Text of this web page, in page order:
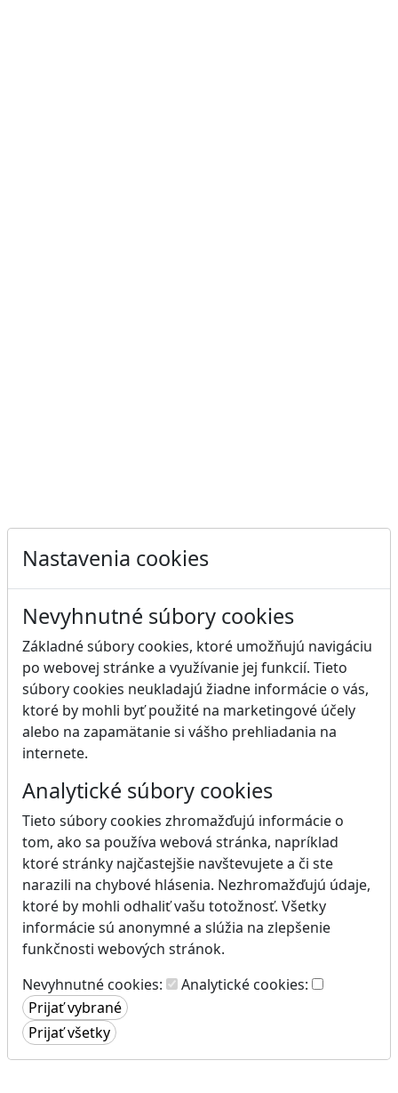
Nastavenia cookies
Nevyhnutné súbory cookies
Základné súbory cookies, ktoré umožňujú navigáciu
po webovej stránke a využívanie jej funkcií. Tieto
súbory cookies neukladajú žiadne informácie o vás,
ktoré by mohli byť použité na marketingové účely
alebo na zapamätanie si vášho prehliadania na
internete.
Analytické súbory cookies
Tieto súbory cookies zhromažďujú informácie o
tom, ako sa používa webová stránka, napríklad
ktoré stránky najčastejšie navštevujete a či ste
narazili na chybové hlásenia. Nezhromažďujú údaje,
ktoré by mohli odhaliť vašu totožnosť. Všetky
informácie sú anonymné a slúžia na zlepšenie
funkčnosti webových stránok.
Nevyhnutné cookies:
Analytické cookies: